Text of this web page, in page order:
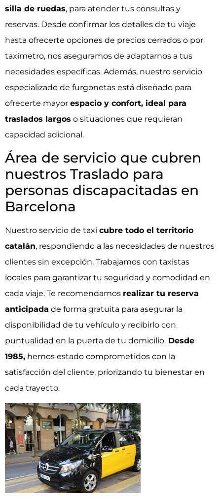
silla de ruedas, para atender tus consultas y
reservas. Desde confirmar los detalles de tu viaje
hasta ofrecerte opciones de precios cerrados o por
taxímetro, nos aseguramos de adaptarnos a tus
necesidades específicas. Además, nuestro servicio
especializado de furgonetas está diseñado para
ofrecerte mayor espacio y confort, ideal para
traslados largos o situaciones que requieran
capacidad adicional.
Área de servicio que cubren
nuestros Traslado para
personas discapacitadas en
Barcelona
Nuestro servicio de taxi cubre todo el territorio
catalán, respondiendo a las necesidades de nuestros
clientes sin excepción. Trabajamos con taxistas
locales para garantizar tu seguridad y comodidad en
cada viaje. Te recomendamos realizar tu reserva
anticipada de forma gratuita para asegurar la
disponibilidad de tu vehículo y recibirlo con
puntualidad en la puerta de tu domicilio. Desde
1985, hemos estado comprometidos con la
satisfacción del cliente, priorizando tu bienestar en
cada trayecto.